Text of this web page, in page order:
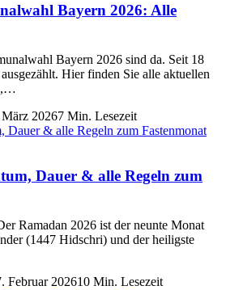
Bayern 2026: Alle
Bayern 2026 sind da. Seit 18
Hier finden Sie alle aktuellen
20267 Min. Lesezeit
Dauer & alle Regeln zum
Ramadan 2026 ist der neunte Monat
(1447 Hidschri) und der heiligste
Februar 202610 Min. Lesezeit